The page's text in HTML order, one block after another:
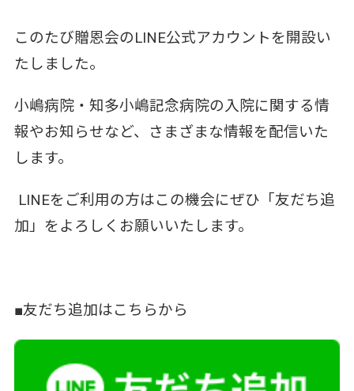
このたび贈恩会のLINE公式アカウントを開設い
たしました。
小嶋病院・知多小嶋記念病院の入院に関する情
報やお知らせなど、さまざまな情報を配信いた
します。
LINEをご利用の方はこの機会にぜひ「友だち追
加」をよろしくお願いいたします。
■友だち追加はこちらから